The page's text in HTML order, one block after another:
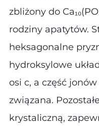
zbliżony do
rodziny apatytów.
heksagonalne
hydroksylowe
osi c, a część
związana.
krystaliczną,